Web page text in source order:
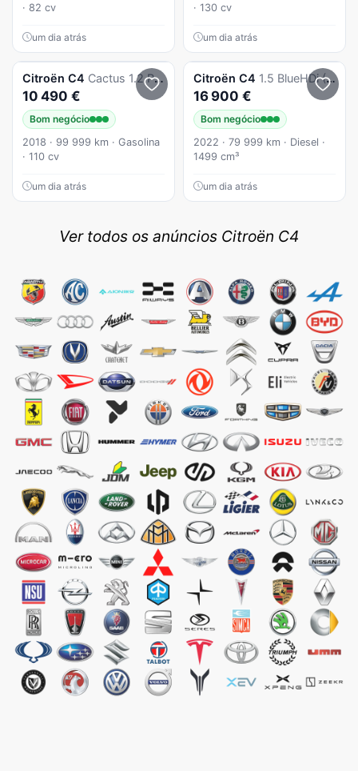
· 82 cv
um dia atrás
· 130 cv
um dia atrás
Citroën C4 Cactus 1.2 PureTech Shine
10 490 €
Bom negócio
2018 · 99 999 km · Gasolina
· 110 cv
um dia atrás
Citroën C4 1.5 BlueHDi (DIESEL) Feel Pack
16 900 €
Bom negócio
2022 · 79 999 km · Diesel ·
1499 cm³
um dia atrás
Ver todos os anúncios Citroën C4